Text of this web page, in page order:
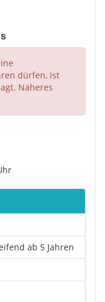
dürfen, ist
Näheres
ab 5 Jahren